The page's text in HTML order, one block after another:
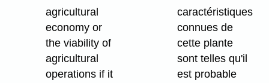
agricultural
economy or
the viability of
agricultural
operations if it
caractéristiques
connues de
cette plante
sont telles qu'il
est probable